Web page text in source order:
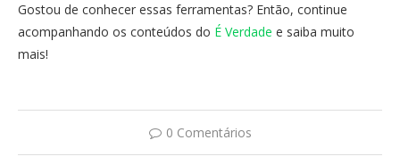
Gostou de conhecer essas ferramentas? Então, continue
acompanhando os conteúdos do É Verdade e saiba muito
mais!
0 Comentários